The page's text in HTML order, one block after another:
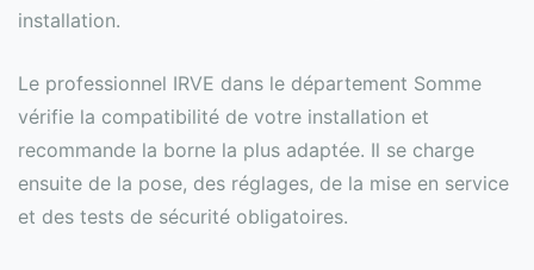
installation.
Le professionnel IRVE dans le département Somme
vérifie la compatibilité de votre installation et
recommande la borne la plus adaptée. Il se charge
ensuite de la pose, des réglages, de la mise en service
et des tests de sécurité obligatoires.